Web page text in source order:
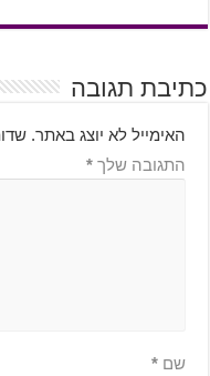
כתיבת תגובה
האימייל לא יוצג באתר.
התגובה שלך *
שם *